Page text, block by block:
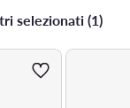
selezionati (1)